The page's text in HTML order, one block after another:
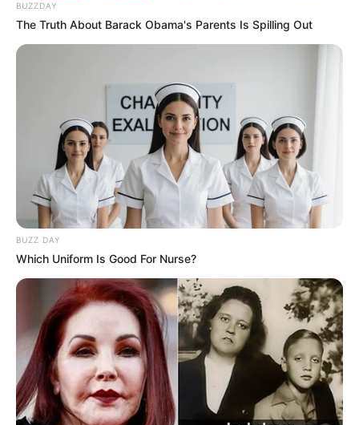
BUZZDAY
The Truth About Barack Obama's Parents Is Spilling Out
BUZZ DAY
Which Uniform Is Good For Nurse?